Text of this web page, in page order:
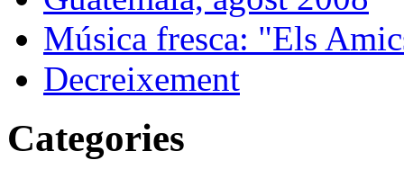
Música fresca: "Els
Decreixement
Categories